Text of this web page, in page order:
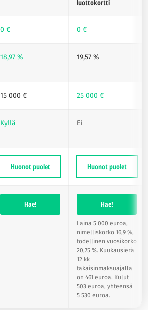
luottokortti
0 € 0 €
18,97 % 19,57 %
15 000 € 25 000 €
Kyllä Ei
Huonot puolet Huonot puolet
Hae! Hae!
Laina 5 000 euroa,
nimelliskorko 16,9 %,
todellinen vuosikorko
20,75 %. Kuukausierä
12 kk
takaisinmaksuajalla
on 461 euroa. Kulut
503 euroa, yhteensä
5 530 euroa.